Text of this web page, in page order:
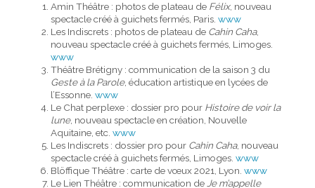
Amin Théâtre : photos de plateau de Félix, nouveau
spectacle créé à guichets fermés, Paris. www
Les Indiscrets : photos de plateau de Cahin Caha,
nouveau spectacle créé à guichets fermés, Limoges.
www
Théâtre Brétigny : communication de la saison 3 du
Geste à la Parole, éducation artistique en lycées de
l’Essonne. www
Le Chat perplexe : dossier pro pour Histoire de voir la
lune, nouveau spectacle en création, Nouvelle
Aquitaine, etc. www
Les Indiscrets : dossier pro pour Cahin Caha, nouveau
spectacle créé à guichets fermés, Limoges. www
Blöffique Théâtre : carte de vœux 2021, Lyon. www
Le Lien Théâtre : communication de Je m’appelle